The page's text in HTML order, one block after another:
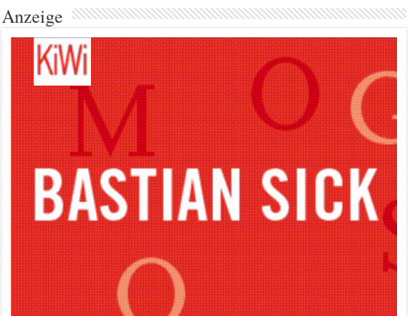
Anzeige